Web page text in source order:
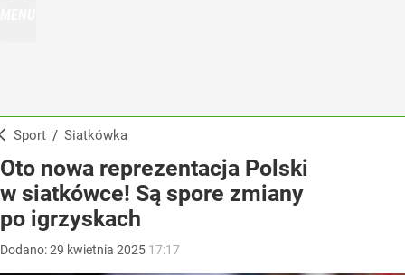
Sport / Siatkówka
Oto nowa reprezentacja Polski
w siatkówce! Są spore zmiany
po igrzyskach
Dodano:29 kwietnia 2025 17:17